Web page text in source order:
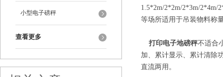
小型电子磅秤
查看更多
1.5*2m/2*2m/2*3m/2*4m/
等场所适用于吊装物料称
打印电子地磅秤不适合
加、累计显示、累计清除
直流两用。